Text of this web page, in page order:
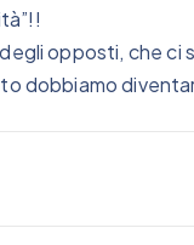
opposti, che ci
dobbiamo